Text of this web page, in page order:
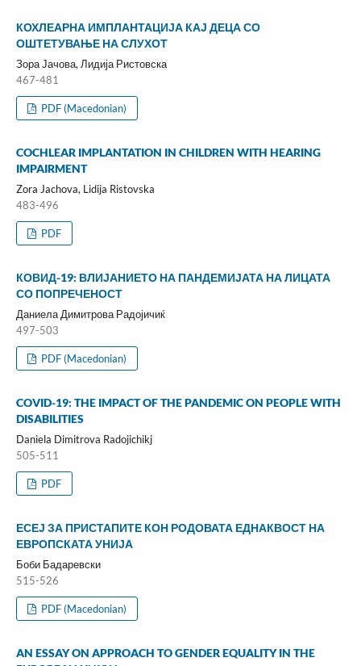
КОХЛЕАРНА ИМПЛАНТАЦИЈА КАЈ ДЕЦА СО
ОШТЕТУВАЊЕ НА СЛУХОТ
Зора Јачова, Лидија Ристовска
467-481
PDF (Macedonian)
COCHLEAR IMPLANTATION IN CHILDREN WITH HEARING
IMPAIRMENT
Zora Jachova, Lidija Ristovska
483-496
PDF
КОВИД-19: ВЛИЈАНИЕТО НА ПАНДЕМИЈАТА НА ЛИЦАТА
СО ПОПРЕЧЕНОСТ
Даниела Димитрова Радојичиќ
497-503
PDF (Macedonian)
COVID-19: THE IMPACT OF THE PANDEMIC ON PEOPLE WITH
DISABILITIES
Daniela Dimitrova Radojichikj
505-511
PDF
ЕСЕЈ ЗА ПРИСТАПИТЕ КОН РОДОВАТА ЕДНАКВОСТ НА
ЕВРОПСКАТА УНИЈА
Боби Бадаревски
515-526
PDF (Macedonian)
AN ESSAY ON APPROACH TO GENDER EQUALITY IN THE